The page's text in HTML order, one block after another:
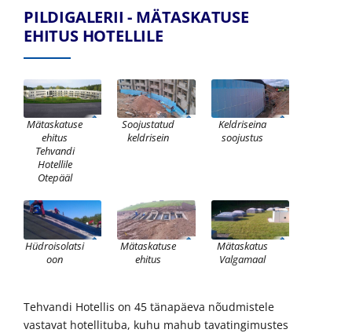
PILDIGALERII - MÄTASKATUSE
EHITUS HOTELLILE
Mätaskatuse
ehitus
Tehvandi
Hotellile
Otepääl
Soojustatud
keldrisein
Keldriseina
soojustus
Hüdroisolatsi
oon
Mätaskatuse
ehitus
Mätaskatus
Valgamaal
Tehvandi Hotellis on 45 tänapäeva nõudmistele
vastavat hotellituba, kuhu mahub tavatingimustes